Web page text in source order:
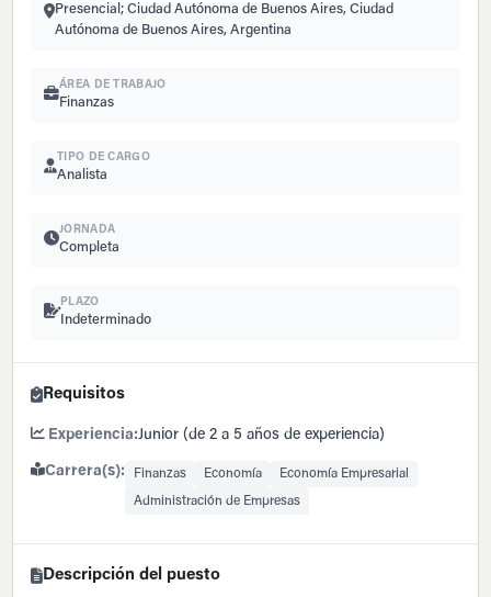
Presencial; Ciudad Autónoma de Buenos Aires, Ciudad
Autónoma de Buenos Aires, Argentina
ÁREA DE TRABAJO
Finanzas
TIPO DE CARGO
Analista
JORNADA
Completa
PLAZO
Indeterminado
Requisitos
Experiencia:Junior (de 2 a 5 años de experiencia)
Carrera(s): Finanzas Economía Economía Empresarial
Administración de Empresas
Descripción del puesto